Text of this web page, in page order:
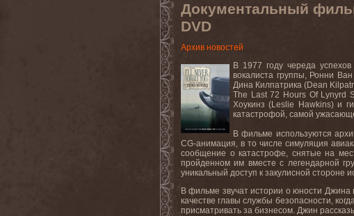
Документальный
DVD
Архив новостей
В 1977 году череда
вокалиста группы, Ронни
Дина Килпатрика (Dean
The Last 72 Hours Of Lynyrd
Хоукинз (Leslie Hawkins) и
катастрофой, самой
В фильме используются
CG-анимация, в то числе симуляция
сообщение о катастрофе, снятые на
пройденном им вместе с легендарной
уникальный доступ к закулисной стороне
В фильме звучат истории о юности Джина
качестве главы службы безопасности,
присматривать за бизнесом. Джин